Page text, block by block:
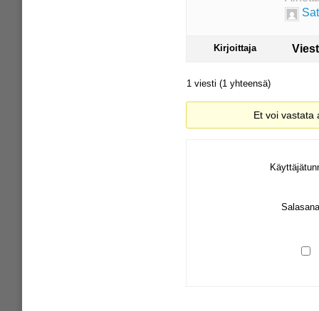
Kirjoittaja
1 viesti (1 yhteensä)
Et voi vastata